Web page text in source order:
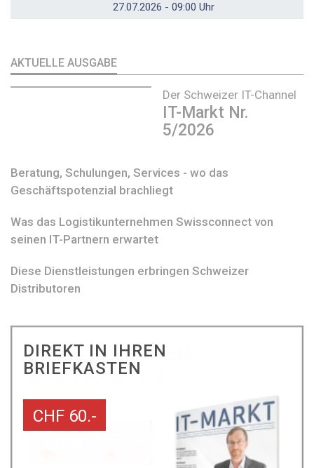
27.07.2026 - 09:00 Uhr
AKTUELLE AUSGABE
Der Schweizer IT-Channel
IT-Markt Nr.
5/2026
Beratung, Schulungen, Services - wo das
Geschäftspotenzial brachliegt
Was das Logistikunternehmen Swissconnect von
seinen IT-Partnern erwartet
Diese Dienstleistungen erbringen Schweizer
Distributoren
DIREKT IN IHREN
BRIEFKASTEN
CHF 60.-